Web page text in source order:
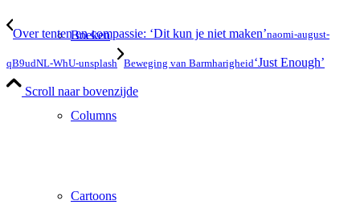
Boeken
Columns
Cartoons
Over tenten en compassie: ‘Dit kun je niet maken’naomi-august-
qB9udNL-WhU-unsplash Beweging van Barmharigheid‘Just Enough’
Scroll naar bovenzijde